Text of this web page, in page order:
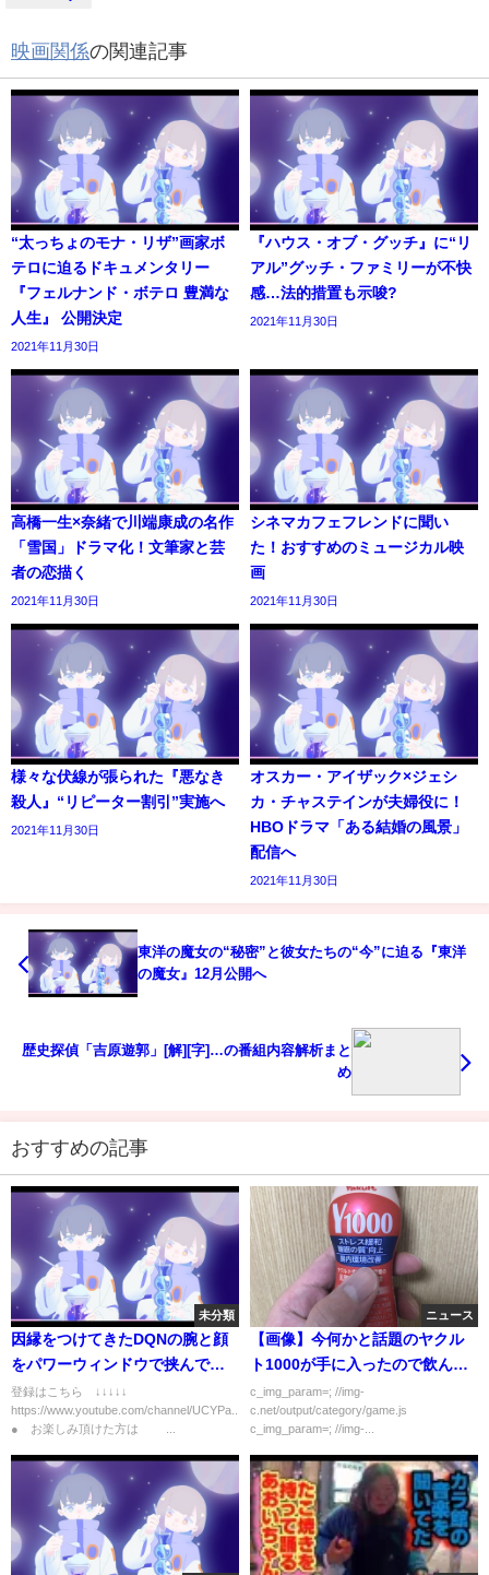
映画関係の関連記事
“太っちょのモナ・リザ”画家ボ
テロに迫るドキュメンタリー
『フェルナンド・ボテロ 豊満な
人生』 公開決定
2021年11月30日
『ハウス・オブ・グッチ』に“リ
アル”グッチ・ファミリーが不快
感…法的措置も示唆?
2021年11月30日
高橋一生×奈緒で川端康成の名作
「雪国」ドラマ化！文筆家と芸
者の恋描く
2021年11月30日
シネマカフェフレンドに聞い
た！おすすめのミュージカル映
画
2021年11月30日
様々な伏線が張られた『悪なき
殺人』“リピーター割引”実施へ
2021年11月30日
オスカー・アイザック×ジェシ
カ・チャステインが夫婦役に！
HBOドラマ「ある結婚の風景」
配信へ
2021年11月30日
東洋の魔女の“秘密”と彼女たちの“今”に迫る『東洋
の魔女』12月公開へ
歴史探偵「吉原遊郭」[解][字]…の番組内容解析まと
め
おすすめの記事
未分類
因縁をつけてきたDQNの腕と顔
をパワーウィンドウで挟んで固
定して、そのまま車を発進させ
た。
登録はこちら ↓↓↓↓↓
https://www.youtube.com/channel/UCYPa...
● お楽しみ頂けた方は ...
ニュース
【画像】今何かと話題のヤクル
ト1000が手に入ったので飲んで
みる
c_img_param=; //img-
c.net/output/category/game.js
c_img_param=; //img-...